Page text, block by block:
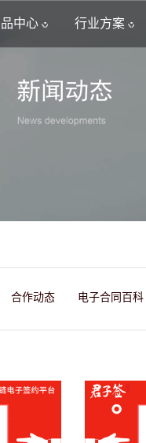
中心 行业方案
合作动态 电子合同百科